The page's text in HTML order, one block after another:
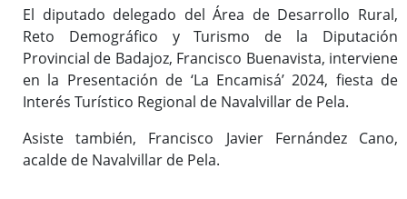
El diputado delegado del Área de Desarrollo Rural,
Reto Demográfico y Turismo de la Diputación
Provincial de Badajoz, Francisco Buenavista, interviene
en la Presentación de ‘La Encamisá’ 2024, fiesta de
Interés Turístico Regional de Navalvillar de Pela.
Asiste también, Francisco Javier Fernández Cano,
acalde de Navalvillar de Pela.